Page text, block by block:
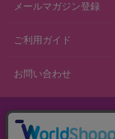
メールマガジン登録
ご利用ガイド
お問い合わせ